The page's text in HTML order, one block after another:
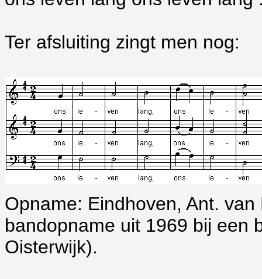
Ter afsluiting zingt men nog:
Opname: Eindhoven, Ant.
bandopname uit 1969 bij een
Oisterwijk).